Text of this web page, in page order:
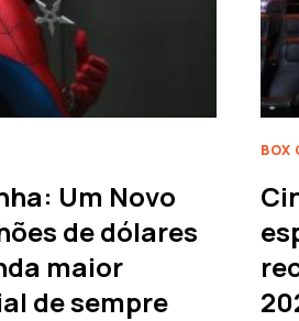
Um Novo
de dólares
maior
de sempre
BOX